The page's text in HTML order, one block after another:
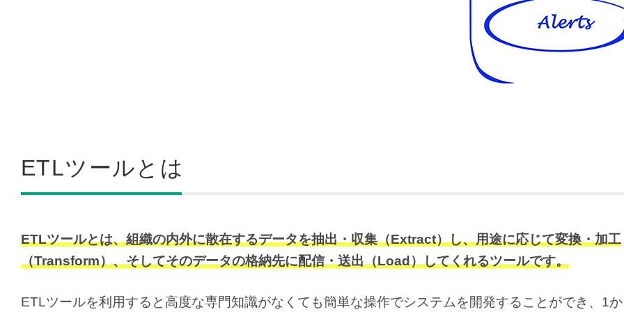
ETLツールとは
ETLツールとは、組織の内外に散在するデータを抽出・収集（Extract）し、用途に応じて変換・加工
（Transform）、そしてそのデータの格納先に配信・送出（Load）してくれるツールです。
ETLツールを利用すると高度な専門知識がなくても簡単な操作でシステムを開発することができ、1